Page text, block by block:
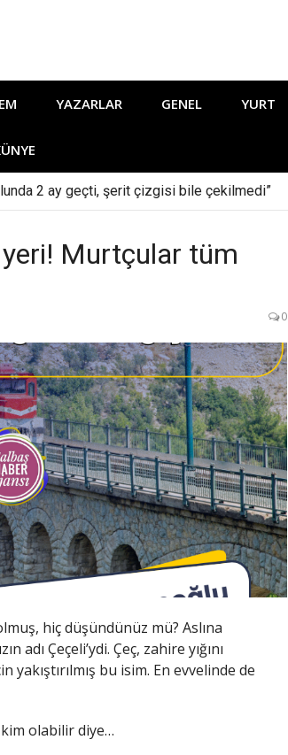
YAZARLAR GENEL YURT
2 ay geçti, şerit çizgisi bile çekilmedi”
yeri! Murtçular tüm
0
hiç düşündünüz mü? Aslına
adı Çeçeli’ydi. Çeç, zahire yığını
bu isim. En evvelinde de
kim olabilir diye…